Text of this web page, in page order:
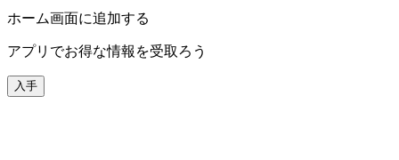
ホーム画面に追加する
アプリでお得な情報を受取ろう
入手